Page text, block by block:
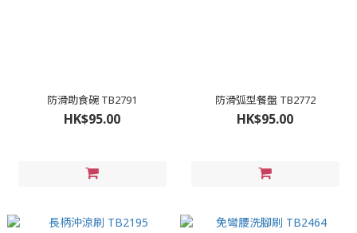
防滑助食碗 TB2791
HK$95.00
防滑弧型餐盤 TB2772
HK$95.00